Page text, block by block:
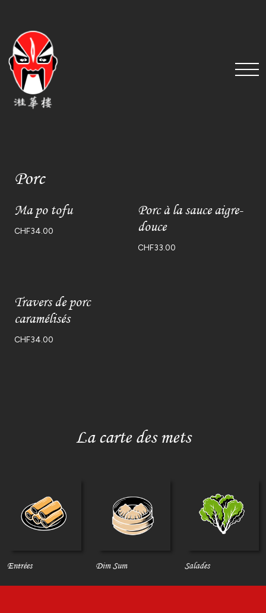
Porc
Ma po tofu
CHF34.00
Porc à la sauce aigre-
douce
CHF33.00
Travers de porc
caramélisés
CHF34.00
La carte des mets
Entrées Dim Sum Salades